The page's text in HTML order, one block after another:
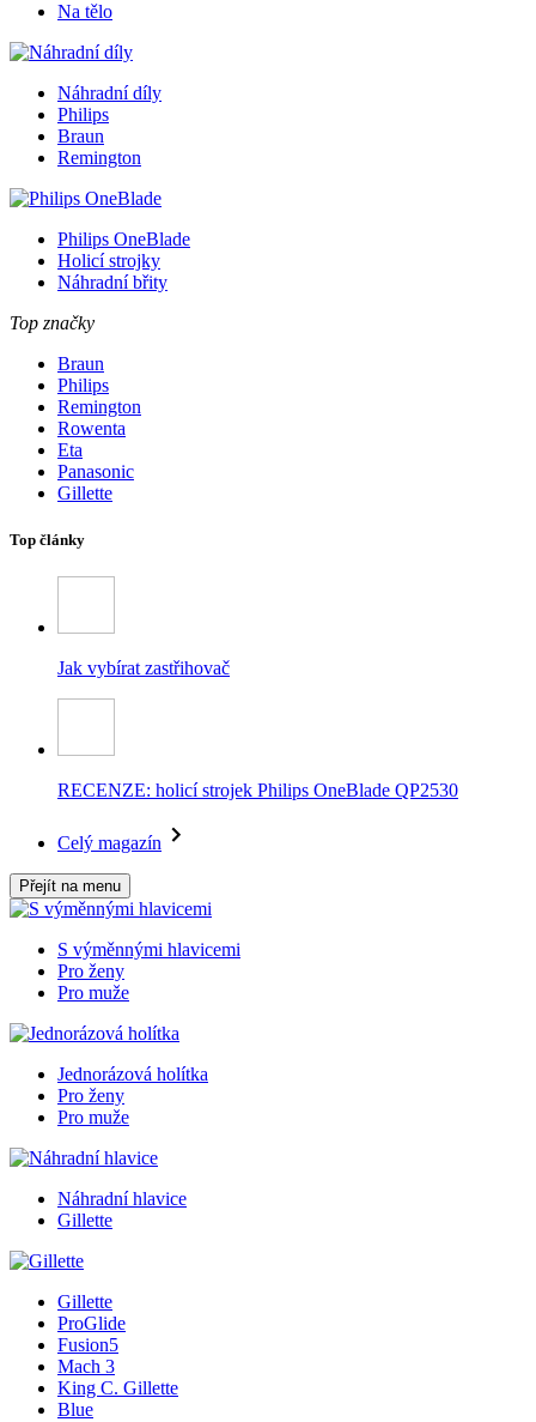
Na tělo
Náhradní díly
Philips
Braun
Remington
Philips OneBlade
Holicí strojky
Náhradní břity
Top značky
Braun
Philips
Remington
Rowenta
Eta
Panasonic
Gillette
Top články
Jak vybírat zastřihovač
RECENZE: holicí strojek Philips OneBlade QP2530
Celý magazín
Přejít na menu
S výměnnými hlavicemi
Pro ženy
Pro muže
Jednorázová holítka
Pro ženy
Pro muže
Náhradní hlavice
Gillette
Gillette
ProGlide
Fusion5
Mach 3
King C. Gillette
Blue